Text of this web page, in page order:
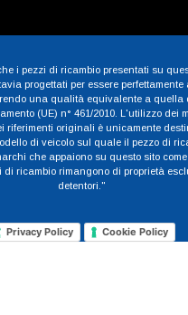
i pezzi di ricambio presentati su
progettati per essere
una qualità equivalente a quella
(UE) n° 461/2010. L'utilizzo dei
riferimenti originali è unicamente
di veicolo sul quale il pezzo di
che appaiono su questo sito
di ricambio rimangono di proprietà
detentori."
Privacy Policy Cookie Policy